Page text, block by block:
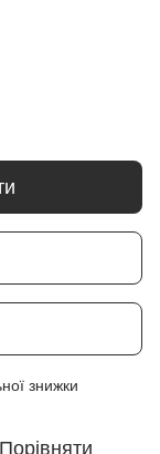
знижки
Порівняти